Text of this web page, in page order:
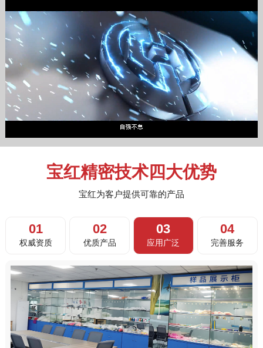
宝红精密技术四大优势
宝红为客户提供可靠的产品
01
权威资质
02
优质产品
03
应用广泛
04
完善服务